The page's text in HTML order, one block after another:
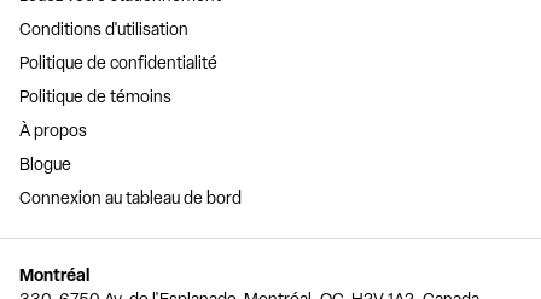
Conditions d'utilisation
Politique de confidentialité
Politique de témoins
À propos
Blogue
Connexion au tableau de bord
Montréal